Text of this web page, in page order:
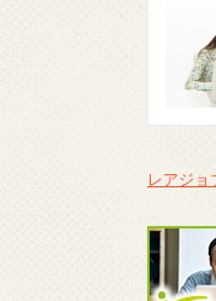
レアジョ